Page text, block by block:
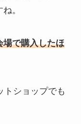
。
場で購入したほ
トショップでも